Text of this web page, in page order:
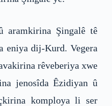
aramkirina Şingalê tê
eniya dij-Kurd. Vegera
rêveberiya xwe
jenosîda Êzidiyan û
komploya li ser